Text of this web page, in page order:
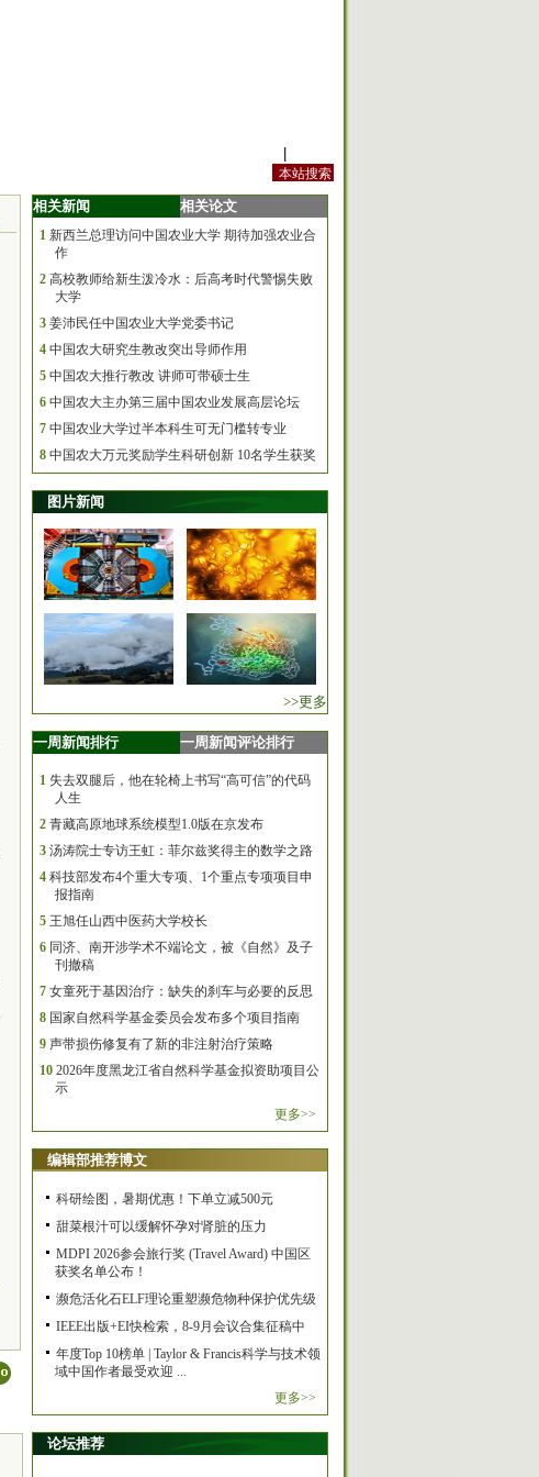
相关新闻 相关论文
1 新西兰总理访问中国农业大学 期待加强农业合
作
2 高校教师给新生泼冷水：后高考时代警惕失败
大学
3 姜沛民任中国农业大学党委书记
4 中国农大研究生教改突出导师作用
5 中国农大推行教改 讲师可带硕士生
6 中国农大主办第三届中国农业发展高层论坛
7 中国农业大学过半本科生可无门槛转专业
8 中国农大万元奖励学生科研创新 10名学生获奖
图片新闻
>>更多
一周新闻排行 一周新闻评论排行
1 失去双腿后，他在轮椅上书写“高可信”的代码
人生
2 青藏高原地球系统模型1.0版在京发布
3 汤涛院士专访王虹：菲尔兹奖得主的数学之路
4 科技部发布4个重大专项、1个重点专项项目申
报指南
5 王旭任山西中医药大学校长
6 同济、南开涉学术不端论文，被《自然》及子
刊撤稿
7 女童死于基因治疗：缺失的刹车与必要的反思
8 国家自然科学基金委员会发布多个项目指南
9 声带损伤修复有了新的非注射治疗策略
10 2026年度黑龙江省自然科学基金拟资助项目公
示
更多>>
编辑部推荐博文
科研绘图，暑期优惠！下单立减500元
甜菜根汁可以缓解怀孕对肾脏的压力
MDPI 2026参会旅行奖 (Travel Award) 中国区
获奖名单公布！
濒危活化石ELF理论重塑濒危物种保护优先级
IEEE出版+EI快检索，8-9月会议合集征稿中
年度Top 10榜单 | Taylor & Francis科学与技术领
域中国作者最受欢迎 ...
更多>>
论坛推荐